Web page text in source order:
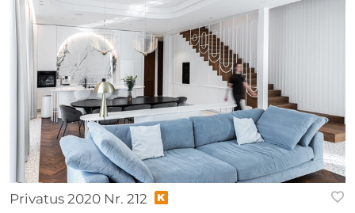
Privatus 2020 Nr. 212